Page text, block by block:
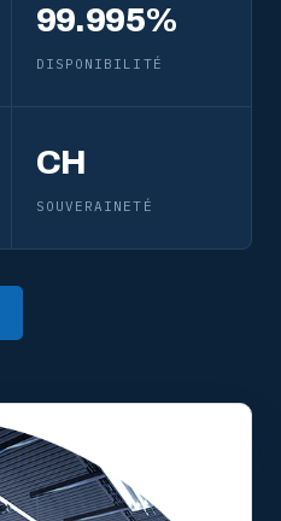
99.995%
DISPONIBILITÉ
CH
SOUVERAINETÉ